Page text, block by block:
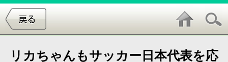
援！